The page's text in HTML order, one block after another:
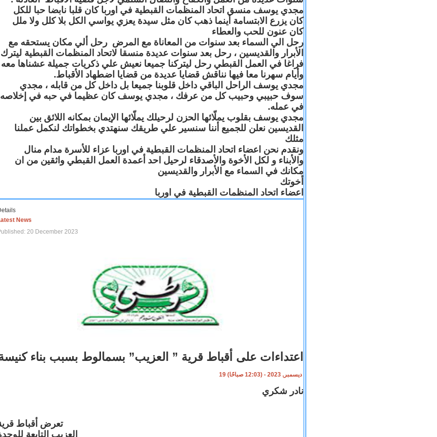
مجدي يوسف منسق اتحاد المنظمات القبطية في اوربا كان قلبا نابضا حبا للكل
كان يزرع الابتسامة أينما ذهب كان مثل سيدة يعزي يواسي الكل بلا كلل ولا ملل
كان عنون للحب والعطاء
رحل الي السماء بعد سنوات من المعاناة مع المرض رحل ألي مكان يستحقه مع
الأبرار والقديسين ، رحل بعد سنوات عديدة منسقا لاتحاد المنظمات القبطية ليترك
فراغا في العمل القبطي رحل ليتركنا جميعا نعيش علي ذكريات جميلة عشناها معه
وأيام سهرنا معا فيها نناقش قضايا عديدة من قضايا اضطهاد الأقباط.
مجدي يوسف الراحل الباقي داخل قلوبنا جميعا بل داخل كل من قابله ، مجدي
سوف حبيبي وحبيب كل من عرفك ، مجدي يوسف كان عظيما في حبه في إخلاصه
في عمله.
مجدي يوسف بقلوب يملّائها الحزن لرحيلك يملّائها الإيمان بمكانه اللائق بين
القديسين نعلن للجميع أننا سنسير علي طريقك سنهتدي بخطواتك لنكمل عملنا
مثلك
ونقدم نحن اعضاء اتحاد المنظمات القبطية في اوربا عزاء للأسرة مدام منال
والأبناء و لكل الأخوة والأصدقاء لرحيل احد أعمدة العمل القبطي واثقين من ان
مكانك في السماء مع الأبرار والقديسين
أخوتك
اعضاء اتحاد المنظمات القبطية في اوربا
News
20 December 2023
اعتداءات على أقباط قرية ” العزيب” بسمالوط بسبب بناء
19 ديسمبر, 2023 - (12:03 صباحًا)
نادر شكري
تعرض أقباط
العزيب التابعة